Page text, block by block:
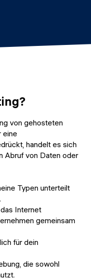
von gehosteten
eine
handelt es sich
Abruf von Daten oder
Typen unterteilt
Internet
gemeinsam
für dein
die sowohl